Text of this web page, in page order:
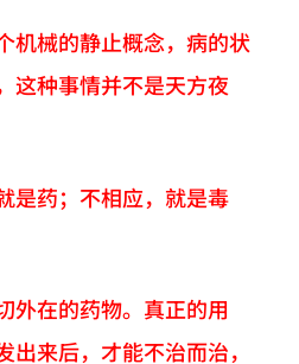
机械的静止概念，病的状
这种事情并不是天方夜
是药；不相应，就是毒
外在的药物。真正的用
来后，才能不治而治，